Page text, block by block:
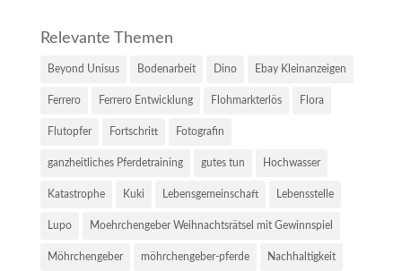
Relevante Themen
Beyond Unisus Bodenarbeit Dino Ebay Kleinanzeigen
Ferrero Ferrero Entwicklung Flohmarkterlös Flora
Flutopfer Fortschritt Fotografin
ganzheitliches Pferdetraining gutes tun Hochwasser
Katastrophe Kuki Lebensgemeinschaft Lebensstelle
Lupo Moehrchengeber Weihnachtsrätsel mit Gewinnspiel
Möhrchengeber möhrchengeber-pferde Nachhaltigkeit